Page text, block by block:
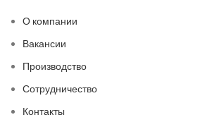
О компании
Вакансии
Производство
Сотрудничество
Контакты